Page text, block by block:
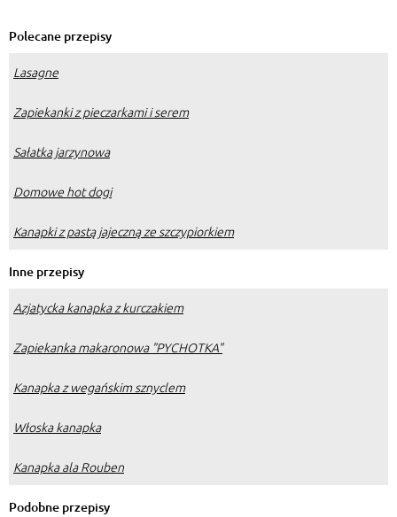
Polecane przepisy
Lasagne
Zapiekanki z pieczarkami i serem
Sałatka jarzynowa
Domowe hot dogi
Kanapki z pastą jajeczną ze szczypiorkiem
Inne przepisy
Azjatycka kanapka z kurczakiem
Zapiekanka makaronowa "PYCHOTKA"
Kanapka z wegańskim sznyclem
Włoska kanapka
Kanapka ala Rouben
Podobne przepisy